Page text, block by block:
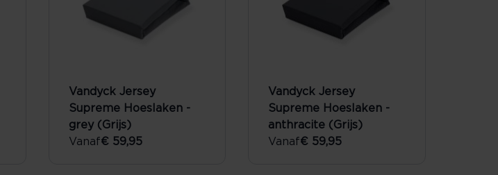
Vandyck Jersey
Supreme Hoeslaken -
grey (Grijs)
Vanaf€ 59,95
Vandyck Jersey
Supreme Hoeslaken -
anthracite (Grijs)
Vanaf€ 59,95